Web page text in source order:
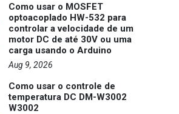
Como usar o MOSFET
optoacoplado HW-532 para
controlar a velocidade de um
motor DC de até 30V ou uma
carga usando o Arduino
Aug 9, 2026
Como usar o controle de
temperatura DC DM-W3002
W3002